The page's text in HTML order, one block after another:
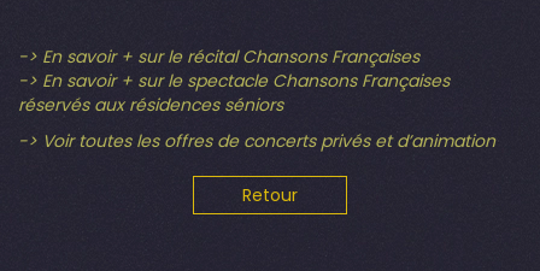
-> En savoir + sur le récital Chansons Françaises
-> En savoir + sur le spectacle Chansons Françaises
réservés aux résidences séniors
-> Voir toutes les offres de concerts privés et d’animation
Retour